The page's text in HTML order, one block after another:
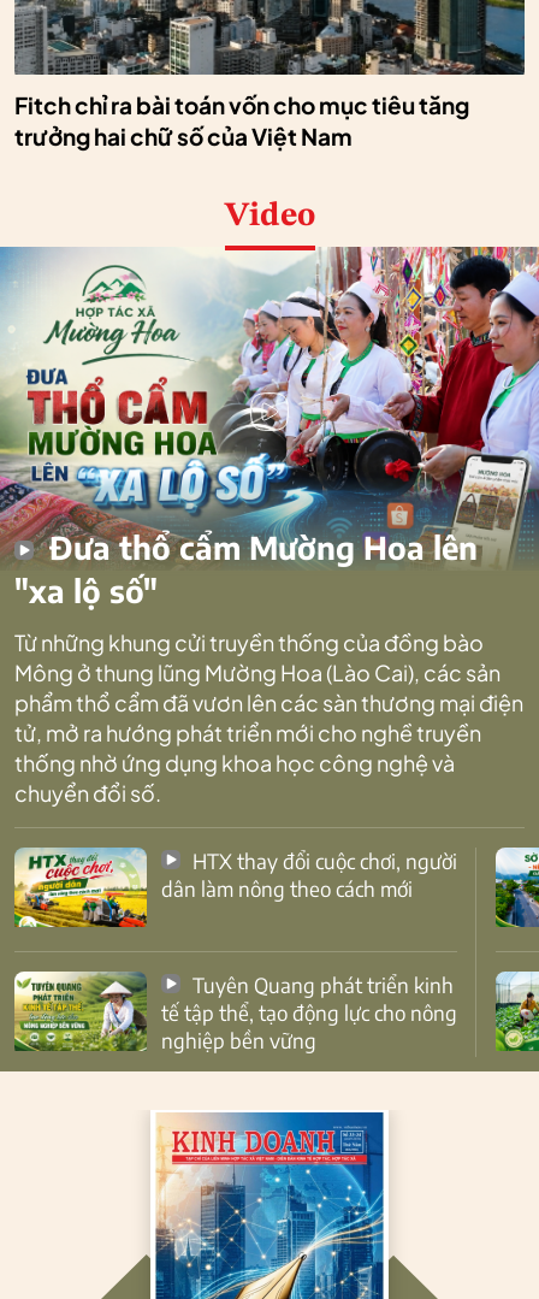
Fitch chỉ ra bài toán vốn cho mục tiêu tăng
trưởng hai chữ số của Việt Nam
Video
Đưa thổ cẩm Mường Hoa lên
"xa lộ số"
Từ những khung cửi truyền thống của đồng bào
Mông ở thung lũng Mường Hoa (Lào Cai), các sản
phẩm thổ cẩm đã vươn lên các sàn thương mại điện
tử, mở ra hướng phát triển mới cho nghề truyền
thống nhờ ứng dụng khoa học công nghệ và
chuyển đổi số.
dân làm nông theo cách mới
tế tập thể, tạo động lực cho nông
nghiệp bền vững